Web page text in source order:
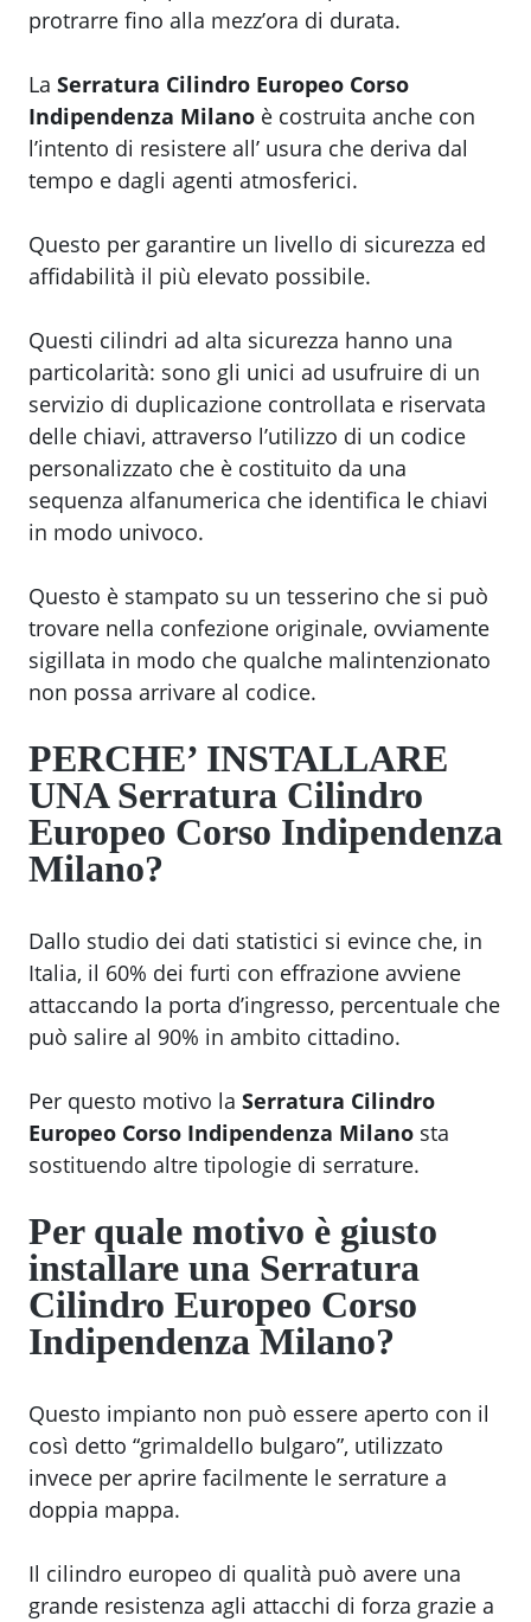
protrarre fino alla mezz’ora di durata.
La Serratura Cilindro Europeo Corso
Indipendenza Milano è costruita anche con
l’intento di resistere all’ usura che deriva dal
tempo e dagli agenti atmosferici.
Questo per garantire un livello di sicurezza ed
affidabilità il più elevato possibile.
Questi cilindri ad alta sicurezza hanno una
particolarità: sono gli unici ad usufruire di un
servizio di duplicazione controllata e riservata
delle chiavi, attraverso l’utilizzo di un codice
personalizzato che è costituito da una
sequenza alfanumerica che identifica le chiavi
in modo univoco.
Questo è stampato su un tesserino che si può
trovare nella confezione originale, ovviamente
sigillata in modo che qualche malintenzionato
non possa arrivare al codice.
PERCHE’ INSTALLARE
UNASerratura Cilindro
Europeo Corso Indipendenza
Milano?
Dallo studio dei dati statistici si evince che, in
Italia, il 60% dei furti con effrazione avviene
attaccando la porta d’ingresso, percentuale che
può salire al 90% in ambito cittadino.
Per questo motivo la Serratura Cilindro
Europeo Corso Indipendenza Milano sta
sostituendo altre tipologie di serrature.
Per quale motivo è giusto
installare una Serratura
Cilindro Europeo Corso
Indipendenza Milano?
Questo impianto non può essere aperto con il
così detto “grimaldello bulgaro”, utilizzato
invece per aprire facilmente le serrature a
doppia mappa.
Il cilindro europeo di qualità può avere una
grande resistenza agli attacchi di forza grazie a